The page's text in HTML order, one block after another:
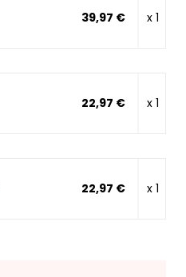
39,97 € x 1
22,97 € x 1
22,97 € x 1